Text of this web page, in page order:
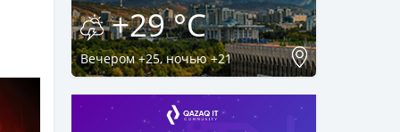
+29 °C
Вечером +25, ночью +21